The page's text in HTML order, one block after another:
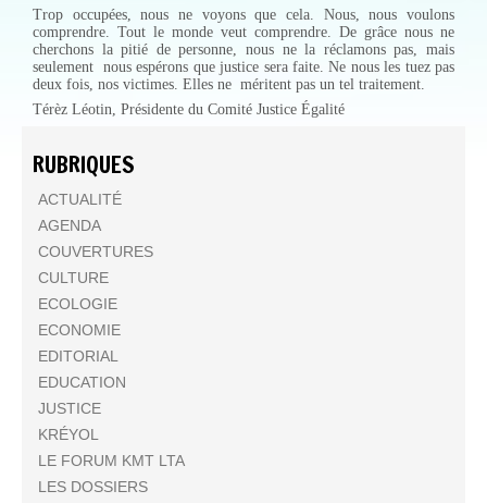
Trop occupées, nous ne voyons que cela. Nous, nous voulons
comprendre. Tout le monde veut comprendre. De grâce nous ne
cherchons la pitié de personne, nous ne la réclamons pas, mais
seulement nous espérons que justice sera faite. Ne nous les tuez pas
deux fois, nos victimes. Elles ne méritent pas un tel traitement.
Térèz Léotin, Présidente du Comité Justice Égalité
RUBRIQUES
ACTUALITÉ
AGENDA
COUVERTURES
CULTURE
ECOLOGIE
ECONOMIE
EDITORIAL
EDUCATION
JUSTICE
KRÉYOL
LE FORUM KMT LTA
LES DOSSIERS